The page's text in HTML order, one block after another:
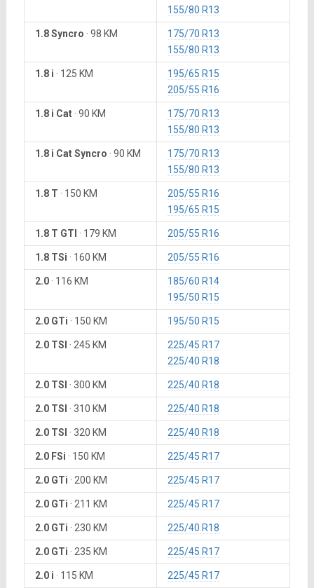
155/80 R13
1.8 Syncro · 98 KM
175/70 R13
155/80 R13
1.8 i · 125 KM
195/65 R15
205/55 R16
1.8 i Cat· 90 KM
175/70 R13
155/80 R13
1.8 i Cat Syncro · 90 KM
175/70 R13
155/80 R13
1.8 T · 150 KM
205/55 R16
195/65 R15
1.8 T GTI · 179 KM 205/55 R16
1.8 TSi · 160 KM 205/55 R16
2.0· 116 KM
185/60 R14
195/50 R15
2.0 GTi · 150 KM 195/50 R15
2.0 TSI · 245 KM
225/45 R17
225/40 R18
2.0 TSI · 300 KM 225/40 R18
2.0 TSI · 310 KM 225/40 R18
2.0 TSI · 320 KM 225/40 R18
2.0 FSi · 150 KM 225/45 R17
2.0 GTi · 200 KM 225/45 R17
2.0 GTi · 211 KM 225/45 R17
2.0 GTi · 230 KM 225/40 R18
2.0 GTi · 235 KM 225/45 R17
2.0 i · 115 KM 225/45 R17